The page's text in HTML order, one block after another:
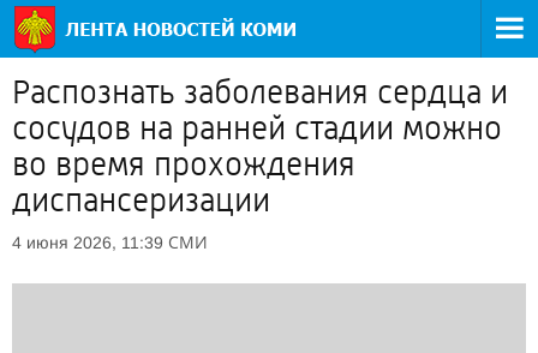
Распознать заболевания сердца и
сосудов на ранней стадии можно
во время прохождения
диспансеризации
4 июня 2026, 11:39 СМИ